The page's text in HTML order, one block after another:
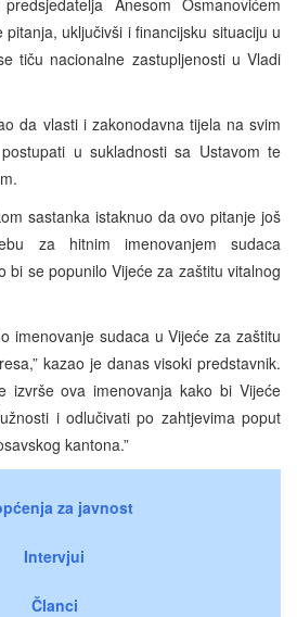
uključivši i financijsku situaciju u
tiču nacionalne zastupljenosti u Vladi
da vlasti i zakonodavna tijela na svim
u sukladnosti sa Ustavom te
sastanka istaknuo da ovo pitanje još
za hitnim imenovanjem sudaca
bi se popunilo Vijeće za zaštitu vitalnog
imenovanje sudaca u Vijeće za zaštitu
kazao je danas visoki predstavnik.
izvrše ova imenovanja kako bi Vijeće
i odlučivati po zahtjevima poput
kantona.”
za javnost
Intervjui
Članci